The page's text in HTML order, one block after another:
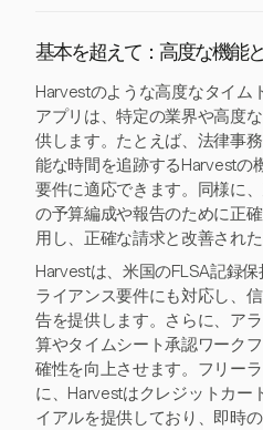
基本を超えて：高度な機能
Harvestのような高度なタイム
アプリは、特定の業界や高度
供します。たとえば、法律事
能な時間を追跡するHarvestの
要件に適応できます。同様に
の予算編成や報告のために正
用し、正確な請求と改善され
Harvestは、米国のFLSA記録
ライアンス要件にも対応し、
告を提供します。さらに、ア
算やタイムシート承認ワーク
確性を向上させます。フリー
に、Harvestはクレジットカー
イアルを提供しており、即時